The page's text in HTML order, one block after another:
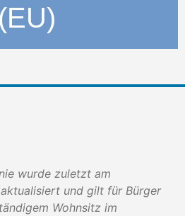
(EU)
wurde zuletzt am
und gilt für Bürger
Wohnsitz im